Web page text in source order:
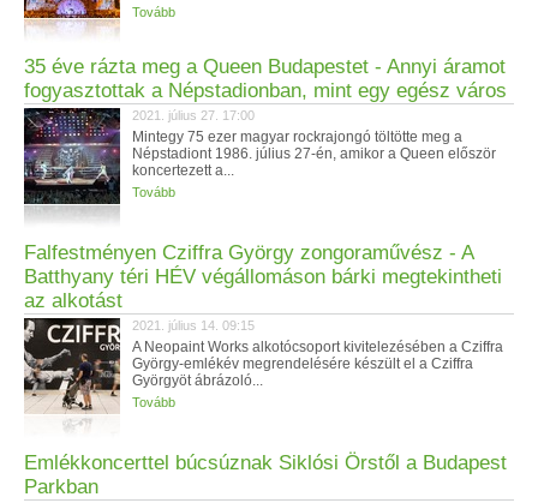
Tovább
35 éve rázta meg a Queen Budapestet - Annyi áramot
fogyasztottak a Népstadionban, mint egy egész város
2021. július 27. 17:00
Mintegy 75 ezer magyar rockrajongó töltötte meg a
Népstadiont 1986. július 27-én, amikor a Queen először
koncertezett a...
Tovább
Falfestményen Cziffra György zongoraművész - A
Batthyany téri HÉV végállomáson bárki megtekintheti
az alkotást
2021. július 14. 09:15
A Neopaint Works alkotócsoport kivitelezésében a Cziffra
György-emlékév megrendelésére készült el a Cziffra
Györgyöt ábrázoló...
Tovább
Emlékkoncerttel búcsúznak Siklósi Örstől a Budapest
Parkban